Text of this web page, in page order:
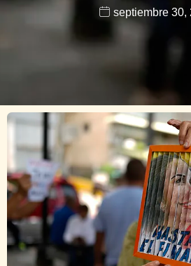
septiembre 30,